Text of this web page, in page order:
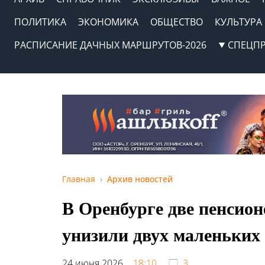
ПОЛИТИКА
ЭКОНОМИКА ОБЩЕСТВО
КУЛЬТУРА
РАСПИСАНИЕ ДАЧНЫХ МАРШРУТОВ-2026
Главная Архив новостей
В Оренбурге две
унизили двух маленьких